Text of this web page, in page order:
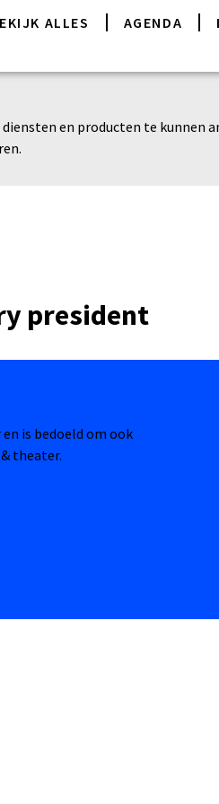
en producten te kunnen
ALLES AGENDA
president
is bedoeld om ook
theater.